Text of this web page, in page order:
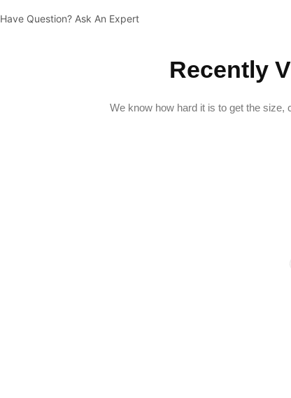
Have Question? Ask An Expert
Recently
We know how hard it is to get the size,